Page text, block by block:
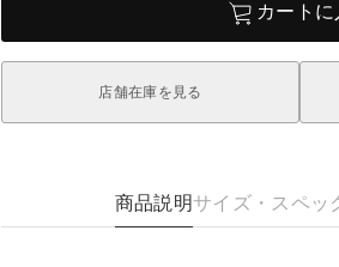
カートに
店舗在庫を見る
商品説明サイズ・スペッ